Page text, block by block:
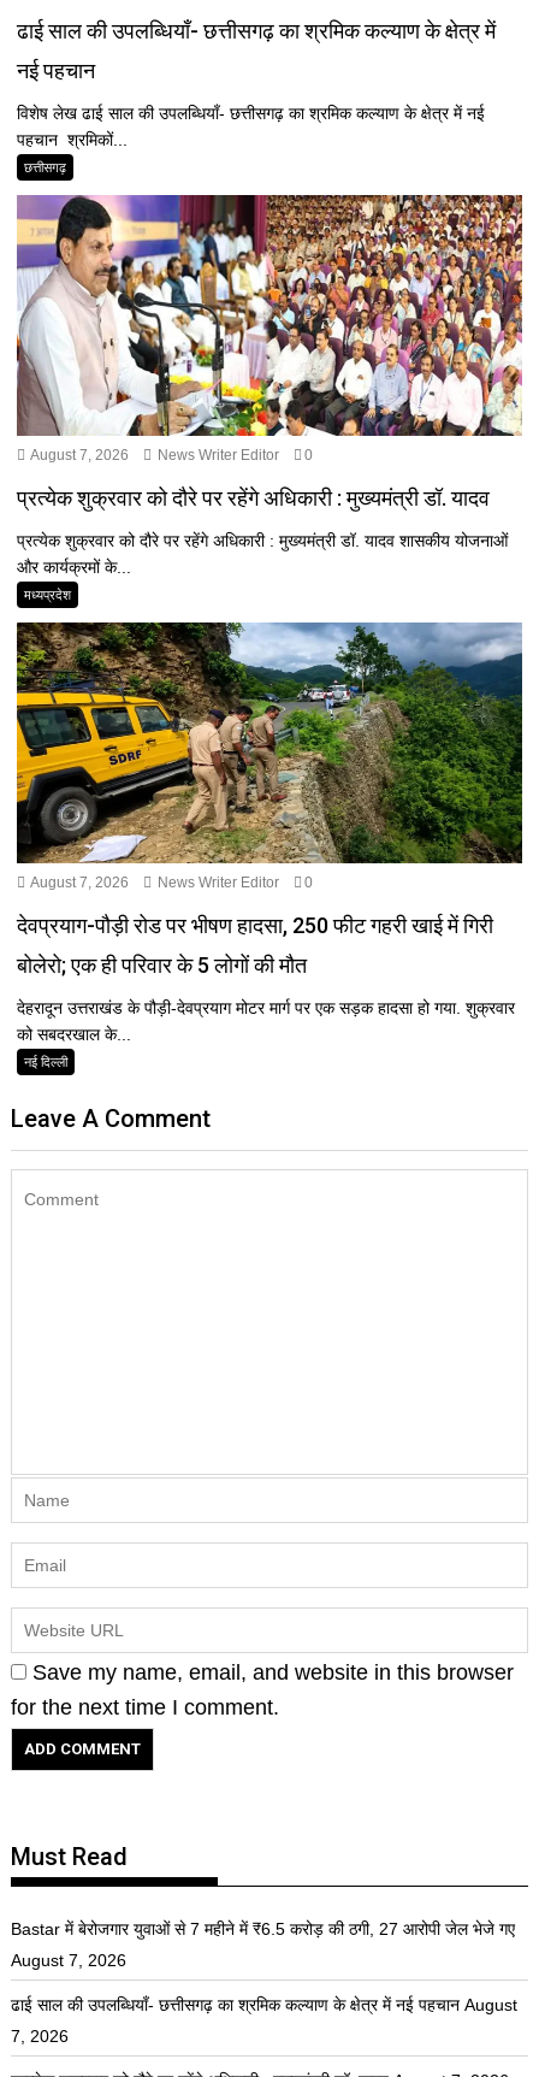
ढाई साल की उपलब्धियाँ- छत्तीसगढ़ का श्रमिक कल्याण के क्षेत्र में
नई पहचान
विशेष लेख ढाई साल की उपलब्धियाँ- छत्तीसगढ़ का श्रमिक कल्याण के क्षेत्र में नई
पहचान श्रमिकों...
छत्तीसगढ़
August 7, 2026 News Writer Editor 0
प्रत्येक शुक्रवार को दौरे पर रहेंगे अधिकारी : मुख्यमंत्री डॉ. यादव
प्रत्येक शुक्रवार को दौरे पर रहेंगे अधिकारी : मुख्यमंत्री डॉ. यादव शासकीय योजनाओं
और कार्यक्रमों के...
मध्यप्रदेश
August 7, 2026 News Writer Editor 0
देवप्रयाग-पौड़ी रोड पर भीषण हादसा, 250 फीट गहरी खाई में गिरी
बोलेरो; एक ही परिवार के 5 लोगों की मौत
देहरादून उत्तराखंड के पौड़ी-देवप्रयाग मोटर मार्ग पर एक सड़क हादसा हो गया. शुक्रवार
को सबदरखाल के...
नई दिल्ली
Leave A Comment
Save my name, email, and website in this browser
for the next time I comment.
Must Read
Bastar में बेरोजगार युवाओं से 7 महीने में ₹6.5 करोड़ की ठगी, 27 आरोपी जेल भेजे गए
August 7, 2026
ढाई साल की उपलब्धियाँ- छत्तीसगढ़ का श्रमिक कल्याण के क्षेत्र में नई पहचान August
7, 2026